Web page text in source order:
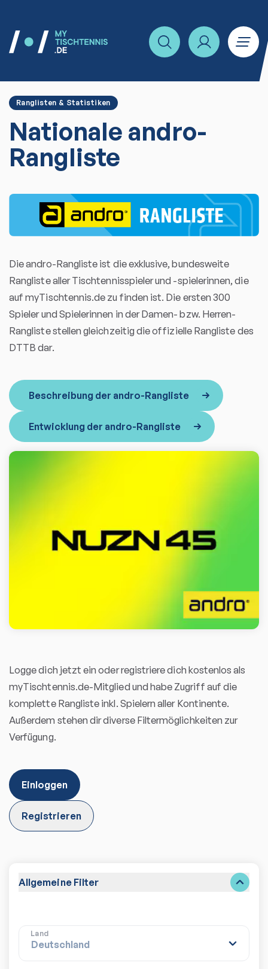
Ranglisten & Statistiken
Nationale andro-
Rangliste
Die andro-Rangliste ist die exklusive, bundesweite
Rangliste aller Tischtennisspieler und -spielerinnen, die
auf myTischtennis.de zu finden ist. Die ersten 300
Spieler und Spielerinnen in der Damen- bzw. Herren-
Rangliste stellen gleichzeitig die offizielle Rangliste des
DTTB dar.
Beschreibung der andro-Rangliste
Entwicklung der andro-Rangliste
Logge dich jetzt ein oder registriere dich kostenlos als
myTischtennis.de-Mitglied und habe Zugriff auf die
komplette Rangliste inkl. Spielern aller Kontinente.
Außerdem stehen dir diverse Filtermöglichkeiten zur
Verfügung.
Einloggen
Registrieren
Allgemeine Filter
Land